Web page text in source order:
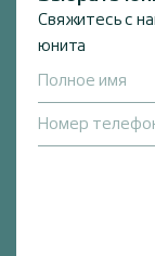
Свяжитесь с
юнита
Полное имя
Номер